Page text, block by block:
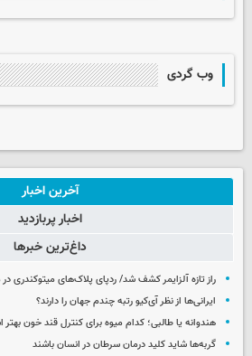
وب گردی
آخرین اخبار
اخبار پربازدید
داغ‌ترین خبرها
راز تازه آلزایمر کشف شد/ ردپای پلاک‌های میتوکندری در
ایرانی‌ها از نظر آی‌کیو رتبه چندم جهان را دارند؟
هندوانه یا طالبی؛ کدام‌ میوه برای کنترل قند خون
گربه‌ها شاید کلید درمان سرطان در انسان باشند